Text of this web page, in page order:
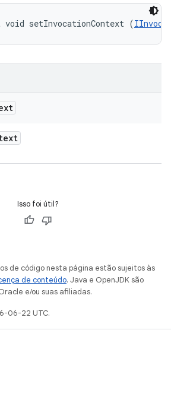
setInvocationContext (
Isso foi útil?
de código nesta página estão sujeitos às
de conteúdo. Java e OpenJDK são
e/ou suas afiliadas.
06-22 UTC.